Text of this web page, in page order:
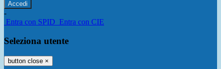
-
Entra con SPID Entra con CIE
Seleziona utente
button close ×